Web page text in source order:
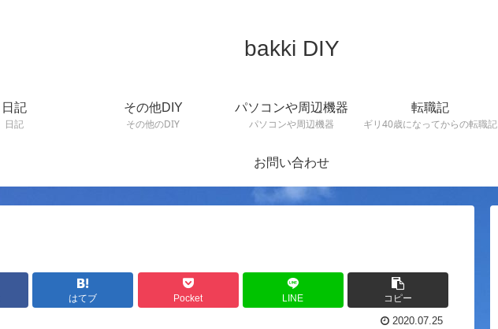
bakki DIY
日記
日記
その他DIY
その他のDIY
パソコンや周辺機器
パソコンや周辺機器
転職記
ギリ40歳になってからの転職記
お問い合わせ
はてブ Pocket LINE コピー
2020.07.25